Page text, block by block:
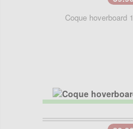
Coque hoverboard